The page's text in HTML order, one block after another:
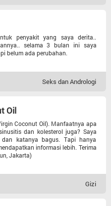
penyakit yang saya derita..
selama 3 bulan ini saya
belum ada perubahan.
Seks dan Andrologi
Oil
Coconut Oil). Manfaatnya apa
dan kolesterol juga? Saya
katanya bagus. Tapi hanya
informasi lebih. Terima
Jakarta)
Gizi